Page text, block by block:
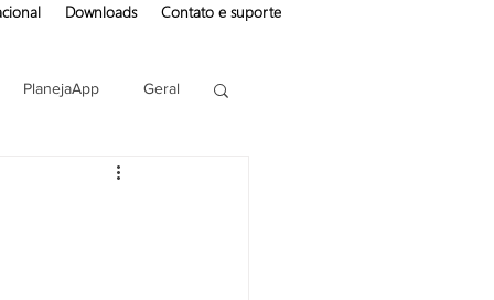
Downloads Contato e suporte
PlanejaApp Geral